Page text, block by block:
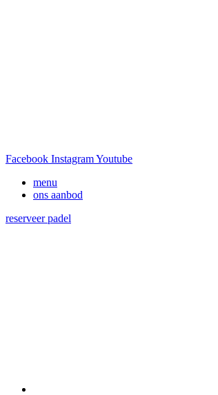
Facebook InstagramYoutube
menu
ons aanbod
reserveer padel